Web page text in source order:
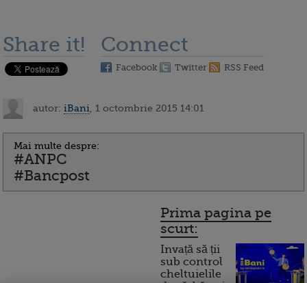
Share it! Connect
Facebook Twitter RSS Feed
autor: iBani , 1 octombrie 2015 14:01
Mai multe despre:
#ANPC
#Bancpost
Prima pagina pe
scurt:
Invață să ții
sub control
cheltuielile